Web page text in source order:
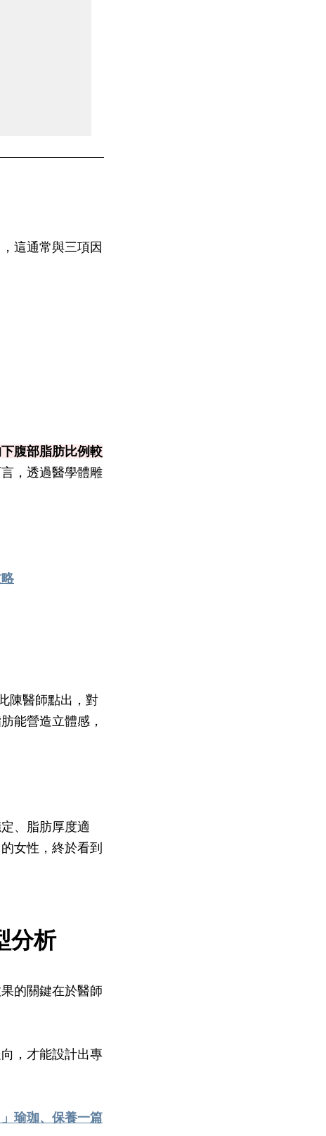
這通常與三項因
腹部脂肪比例較
，透過醫學體雕
陳醫師點出，對
能營造立體感，
、脂肪厚度適
女性，終於看到
分析
的關鍵在於醫師
，才能設計出專
瑜珈、保養一篇